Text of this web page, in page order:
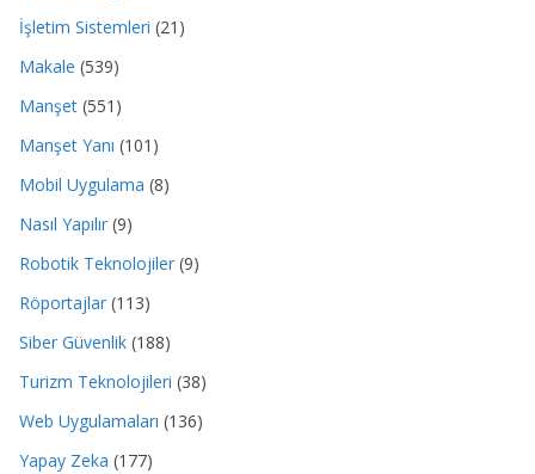
İşletim Sistemleri (21)
Makale (539)
Manşet (551)
Manşet Yanı (101)
Mobil Uygulama (8)
Nasıl Yapılır (9)
Robotik Teknolojiler (9)
Röportajlar (113)
Siber Güvenlik (188)
Turizm Teknolojileri (38)
Web Uygulamaları (136)
Yapay Zeka (177)